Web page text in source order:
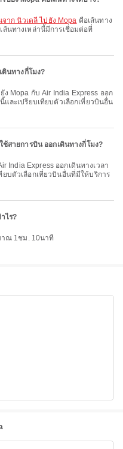
จาก นิวเดลี ไปยัง Mopa คือเส้นทาง
นทางเหล่านี้มีการเชื่อมต่อที่
ดินทางกี่โมง?
ละเปรียบเทียบตัวเลือกเที่ยวบินอื่น
สายการบิน ออกเดินทางกี่โมง?
บตัวเลือกเที่ยวบินอื่นที่มีให้บริการ
ไร?
าณ 1ชม. 10นาที